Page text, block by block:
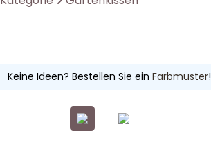
Keine Ideen? Bestellen Sie einFarbmuster!